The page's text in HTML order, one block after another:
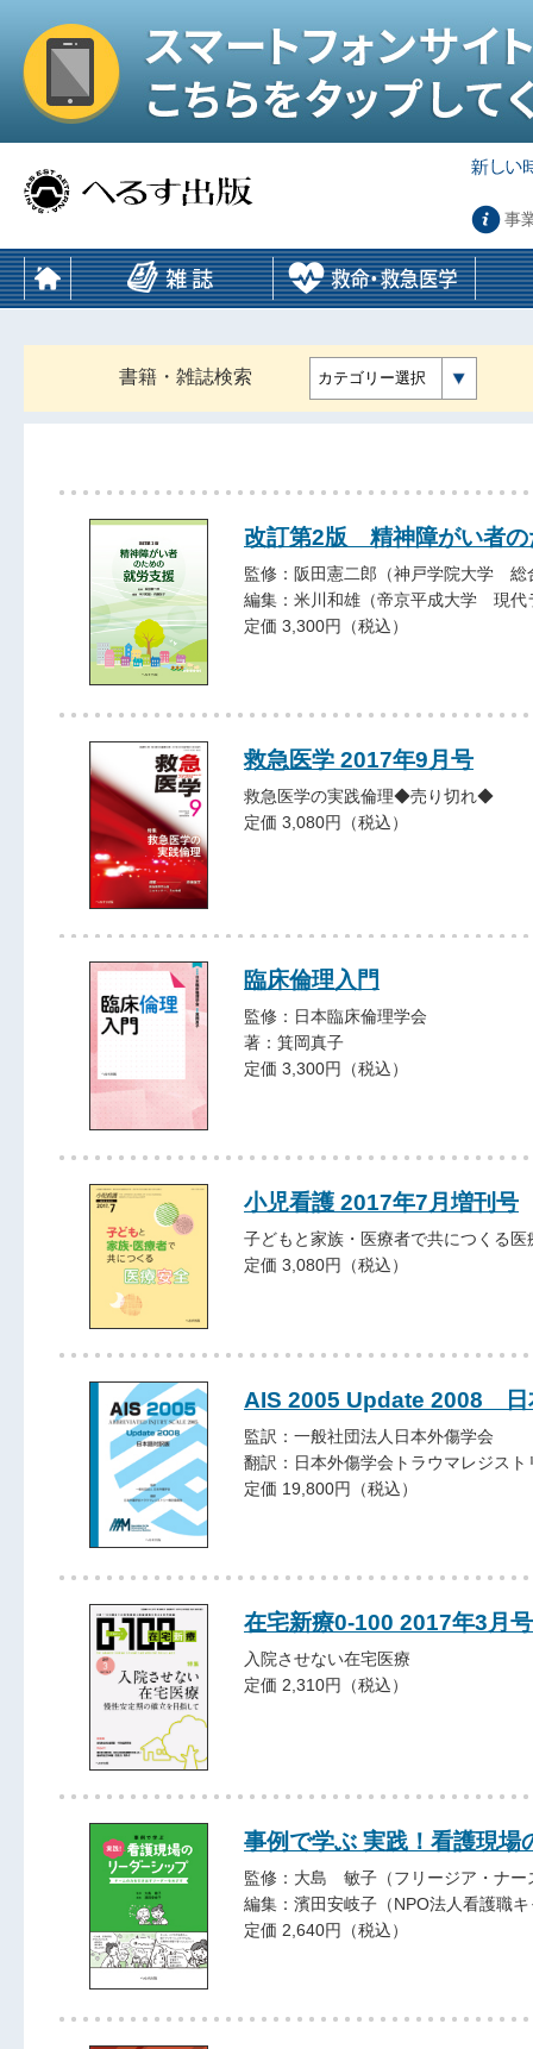
事
書籍・雑誌検索 カテゴリー選択
改訂第2版 精神障がい者の
監修：阪田憲二郎（神戸学院大学
編集：米川和雄（帝京平成大学 現
定価 3,300円（税込）
救急医学 2017年9月号
救急医学の実践倫理◆売り切れ◆
定価 3,080円（税込）
臨床倫理入門
監修：日本臨床倫理学会
著：箕岡真子
定価 3,300円（税込）
小児看護 2017年7月増刊号
子どもと家族・医療者で共につくる医
定価 3,080円（税込）
AIS 2005 Update 2008 日
監訳：一般社団法人日本外傷学会
翻訳：日本外傷学会トラウマレジスト
定価 19,800円（税込）
在宅新療0-100 2017年3月号
入院させない在宅医療
定価 2,310円（税込）
事例で学ぶ 実践！看護現場
監修：大島 敏子（フリージア・ナー
編集：濱田安岐子（NPO法人看護職
定価 2,640円（税込）